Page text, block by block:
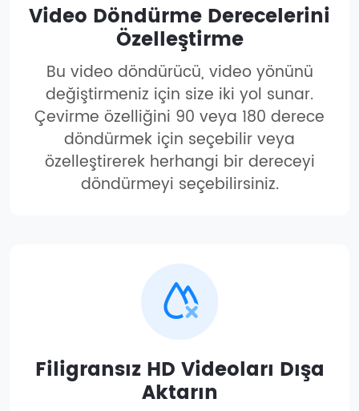
Video Döndürme Derecelerini
Özelleştirme
Bu video döndürücü, video yönünü
değiştirmeniz için size iki yol sunar.
Çevirme özelliğini 90 veya 180 derece
döndürmek için seçebilir veya
özelleştirerek herhangi bir dereceyi
döndürmeyi seçebilirsiniz.
Filigransız HD Videoları Dışa
Aktarın